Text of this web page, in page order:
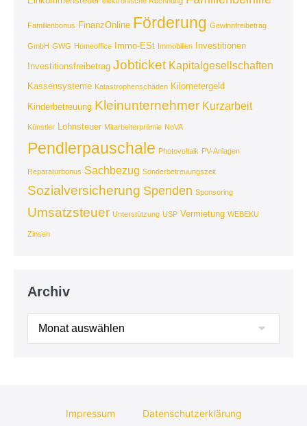
Familienbonus FinanzOnline Förderung Gewinnfreibetrag
GmbH GWG Homeoffice Immo-ESt Immobilien
Investitionen
Investitionsfreibetrag Jobticket Kapitalgesellschaften
Kassensysteme Katastrophenschäden Kilometergeld
Kinderbetreuung Kleinunternehmer Kurzarbeit
Künstler Lohnsteuer Mitarbeiterprämie NoVA
Pendlerpauschale Photovoltaik PV-Anlagen
Reparaturbonus Sachbezug Sonderbetreuungszeit
Sozialversicherung Spenden Sponsoring
Umsatzsteuer Unterstützung USP Vermietung WEBEKU
Zinsen
Archiv
Archiv
Impressum Datenschutzerklärung